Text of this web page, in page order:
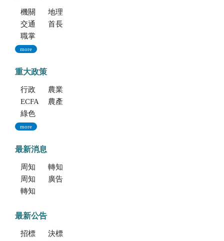
機關簡介
地理位置及農業環境
交通指南
首長專區
職掌與組織編制
more
重大政策
行政院重大政策(連結至行政院)
農業部重大政策(連結至農業部)
ECFA專區
農產業保險(連結至農糧署)
綠色環境給付計畫(連結至農糧署)
more
最新消息
周知文化部「2027年文化部百大文化基地徵選獎勵簡章」，歡迎踴躍參加。
轉知考選部「115年建築師、技師、大地工程技師（第二階段考試）、 不動產經紀人、記帳士考試」報名訊息
周知文化部文化資產局訂於115年9月19日至20日辦理「2026年全國古蹟日活動」
廣告文宣「116年度軍公教員工待遇提升方案」政策圖文說明
轉知海洋委員會海洋保育署「2026海洋保育創意短影音競賽」活動資訊
最新公告
招標公告
決標公告